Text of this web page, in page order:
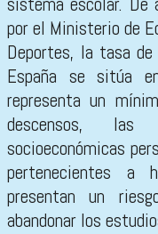
por el Ministerio de
Deportes, la tasa de
España se sitúa
representa un
descensos, las
socioeconómicas
pertenecientes a
presentan un
abandonar los